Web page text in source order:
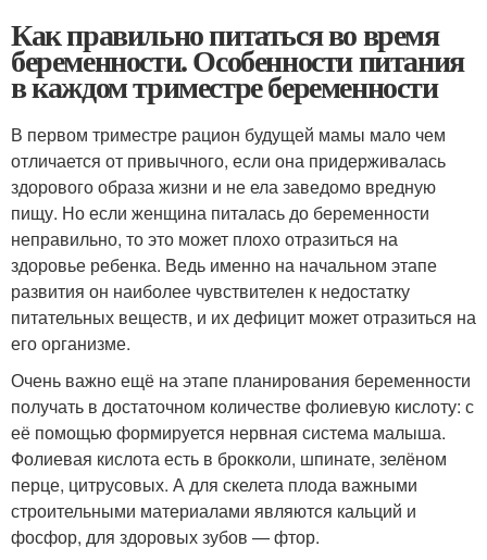
Как правильно питаться во время
беременности. Особенности питания
в каждом триместре беременности
В первом триместре рацион будущей мамы мало чем
отличается от привычного, если она придерживалась
здорового образа жизни и не ела заведомо вредную
пищу. Но если женщина питалась до беременности
неправильно, то это может плохо отразиться на
здоровье ребенка. Ведь именно на начальном этапе
развития он наиболее чувствителен к недостатку
питательных веществ, и их дефицит может отразиться на
его организме.
Очень важно ещё на этапе планирования беременности
получать в достаточном количестве фолиевую кислоту: с
её помощью формируется нервная система малыша.
Фолиевая кислота есть в брокколи, шпинате, зелёном
перце, цитрусовых. А для скелета плода важными
строительными материалами являются кальций и
фосфор, для здоровых зубов — фтор.